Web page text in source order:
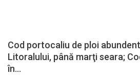
Cod portocaliu de ploi
Litoralului, până marţi seara;
în…